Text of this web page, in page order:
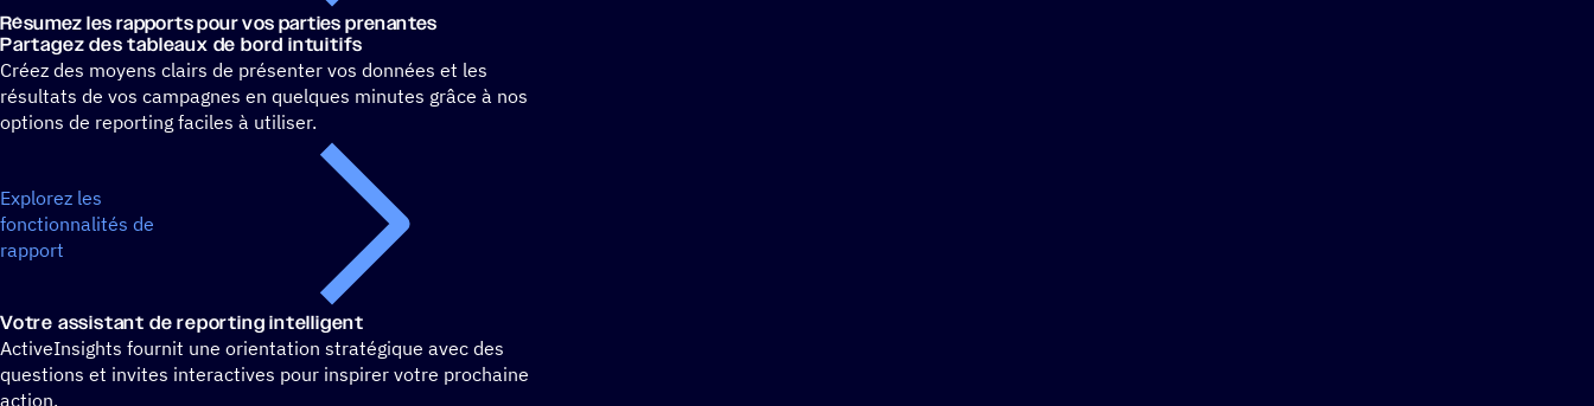
Résumez les rapports pour vos parties prenantes
Parta­gez des tableaux de bord intuitifs
Créez des moyens clairs de présenter vos données et les
résultats de vos campagnes en quelques minutes grâce à nos
options de reporting faciles à utiliser.
Explorez les
fonctionnalités de
rapport
Votre assis­tant de reporting intelligent
ActiveInsights fournit une orientation stratégique avec des
questions et invites interactives pour inspirer votre prochaine
action.